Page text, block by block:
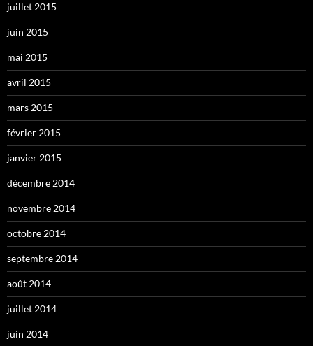
juillet 2015
juin 2015
mai 2015
avril 2015
mars 2015
février 2015
janvier 2015
décembre 2014
novembre 2014
octobre 2014
septembre 2014
août 2014
juillet 2014
juin 2014